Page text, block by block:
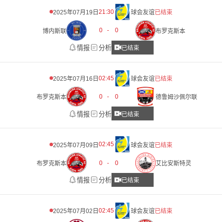
2025年07月19日 21:30 球会友谊已结束
博内斯联 0 - 0 布罗克斯本
情报 分析 已结束
2025年07月16日 02:45 球会友谊已结束
布罗克斯本 0 - 0 德鲁姆沙佩尔联
情报 分析 已结束
2025年07月09日 02:45 球会友谊已结束
布罗克斯本 0 - 0 艾比安斯特灵
情报 分析 已结束
2025年07月02日 02:45 球会友谊已结束